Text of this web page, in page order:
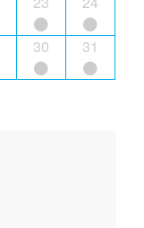
30 31